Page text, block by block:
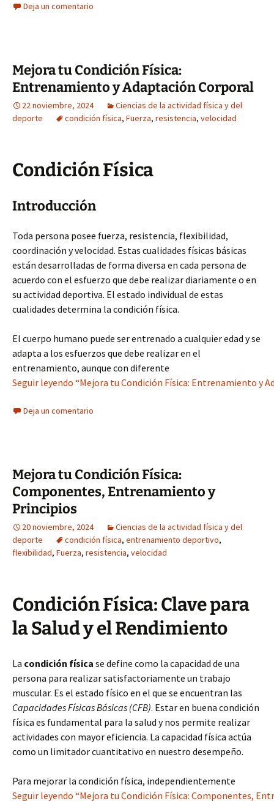
Deja un comentario
Mejora tu Condición Física:
Entrenamiento y Adaptación Corporal
22 noviembre, 2024
Ciencias de la actividad física y del
deporte
condición física, Fuerza, resistencia, velocidad
Condición Física
Introducción
Toda persona posee fuerza, resistencia, flexibilidad,
coordinación y velocidad. Estas cualidades físicas básicas
están desarrolladas de forma diversa en cada persona de
acuerdo con el esfuerzo que debe realizar diariamente o en
su actividad deportiva. El estado individual de estas
cualidades determina la condición física.
El cuerpo humano puede ser entrenado a cualquier edad y se
adapta a los esfuerzos que debe realizar en el
entrenamiento, aunque con diferente
Seguir leyendo “Mejora tu Condición Física: Entrenamiento y
Deja un comentario
Mejora tu Condición Física:
Componentes, Entrenamiento y
Principios
20 noviembre, 2024
Ciencias de la actividad física y del
deporte
condición física, entrenamiento deportivo,
flexibilidad, Fuerza, resistencia, velocidad
Condición Física: Clave para
la Salud y el Rendimiento
La condición física se define como la capacidad de una
persona para realizar satisfactoriamente un trabajo
muscular. Es el estado físico en el que se encuentran las
Capacidades Físicas Básicas (CFB). Estar en buena condición
física es fundamental para la salud y nos permite realizar
actividades con mayor eficiencia. La capacidad física actúa
como un limitador cuantitativo en nuestro desempeño.
Para mejorar la condición física, independientemente
Seguir leyendo “Mejora tu Condición Física: Componentes,